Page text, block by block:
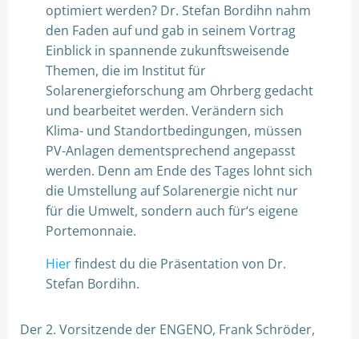
optimiert werden? Dr. Stefan Bordihn nahm
den Faden auf und gab in seinem Vortrag
Einblick in spannende zukunftsweisende
Themen, die im Institut für
Solarenergieforschung am Ohrberg gedacht
und bearbeitet werden. Verändern sich
Klima- und Standortbedingungen, müssen
PV-Anlagen dementsprechend angepasst
werden. Denn am Ende des Tages lohnt sich
die Umstellung auf Solarenergie nicht nur
für die Umwelt, sondern auch für‘s eigene
Portemonnaie.
Hierfindest du die Präsentation von Dr.
Stefan Bordihn.
Der 2. Vorsitzende der ENGENO, Frank Schröder,